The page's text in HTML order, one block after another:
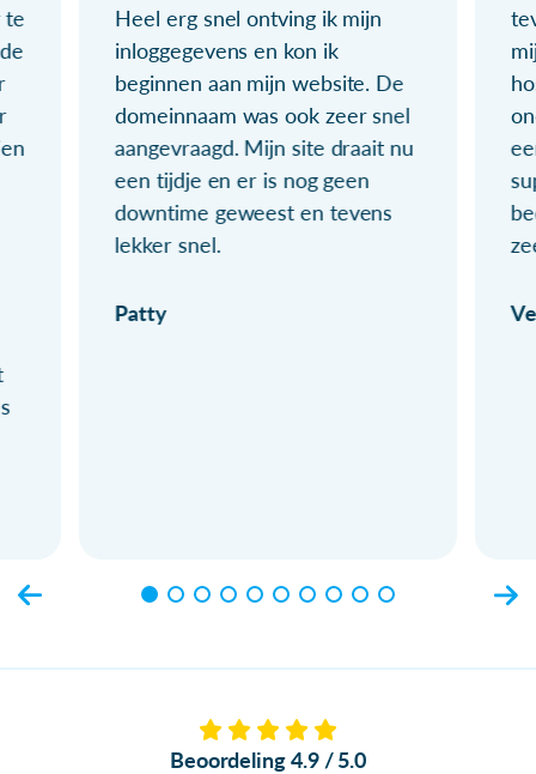
te
Heel erg snel ontving ik mijn
inloggegevens en kon ik
beginnen aan mijn website. De
domeinnaam was ook zeer snel
aangevraagd. Mijn site draait nu
een tijdje en er is nog geen
downtime geweest en tevens
lekker snel.
Patty
Beoordeling 4.9 / 5.0